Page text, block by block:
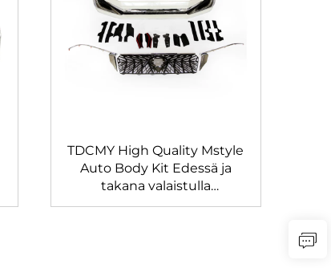
TDCMY High Quality Mstyle
Auto Body Kit Edessä ja
takana valaistulla
ympärysosalla Toyota Prado